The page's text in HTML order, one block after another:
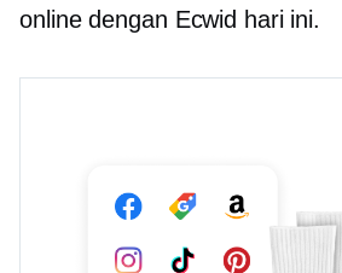
online dengan Ecwid hari ini.